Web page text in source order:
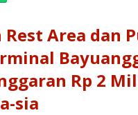
Rest Area dan
Rp 2
sia